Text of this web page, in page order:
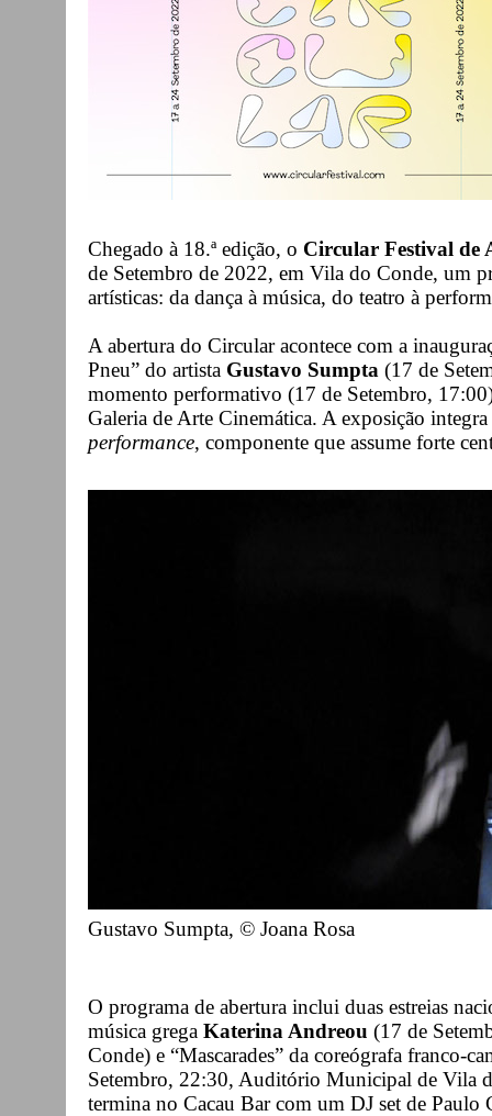
Chegado à 18.ª edição, o Circular Festival de
de Setembro de 2022, em Vila do Conde, um
artísticas: da dança à música, do teatro à
A abertura do Circular acontece com a
Pneu” do artista Gustavo Sumpta (17 de
momento performativo (17 de Setembro,
Galeria de Arte Cinemática. A exposição
performance, componente que assume forte
Gustavo Sumpta, © Joana Rosa
O programa de abertura inclui duas estreias
música grega Katerina Andreou (17 de
Conde) e “Mascarades” da coreógrafa franco-
Setembro, 22:30, Auditório Municipal de Vila
termina no Cacau Bar com um DJ set de Paulo